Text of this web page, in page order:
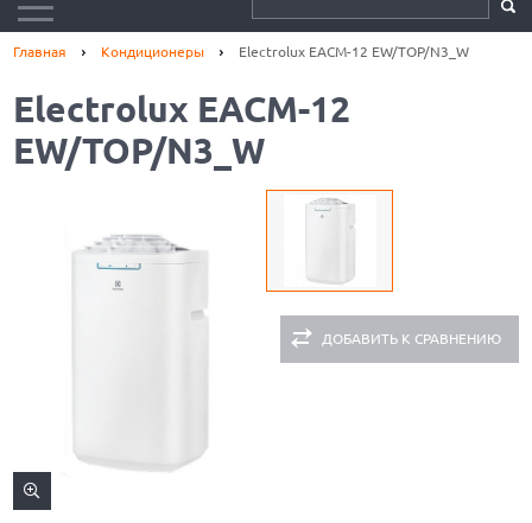
Главная Кондиционеры Electrolux EACM-12 EW/TOP/N3_W
Electrolux EACM-12
EW/TOP/N3_W
ДОБАВИТЬ К СРАВНЕНИЮ